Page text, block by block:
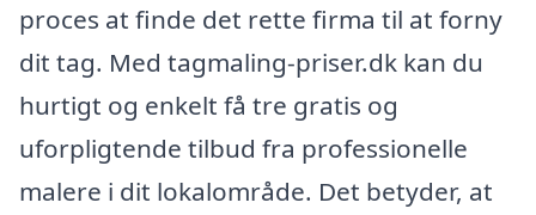
proces at finde det rette firma til at forny
dit tag. Med tagmaling-priser.dk kan du
hurtigt og enkelt få tre gratis og
uforpligtende tilbud fra professionelle
malere i dit lokalområde. Det betyder, at